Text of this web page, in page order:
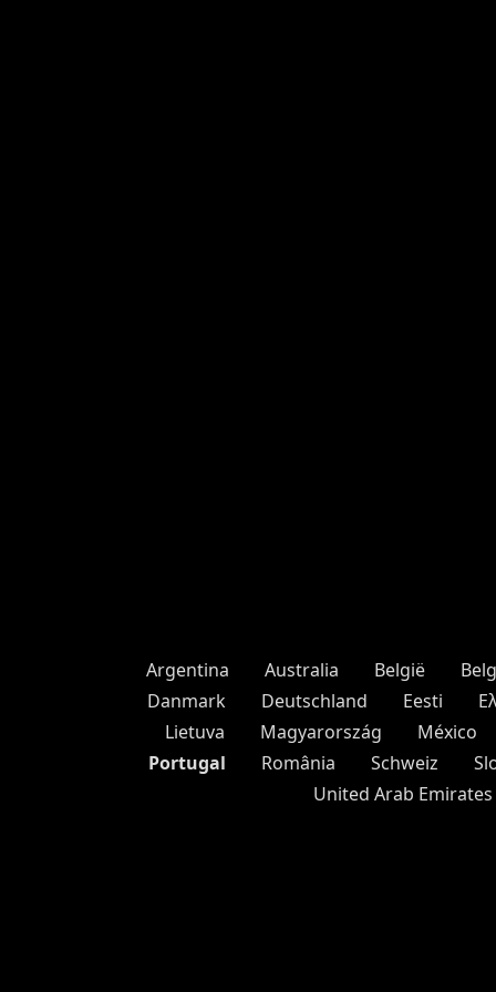
Argentina Australia België
Danmark
Deutschland Eesti
Lietuva
Magyarország México
Portugal
România Schweiz
United Arab Emirates